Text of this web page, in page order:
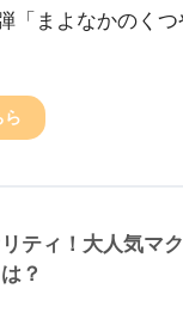
「まよなかのく
ら
ティ！大人気マ
？